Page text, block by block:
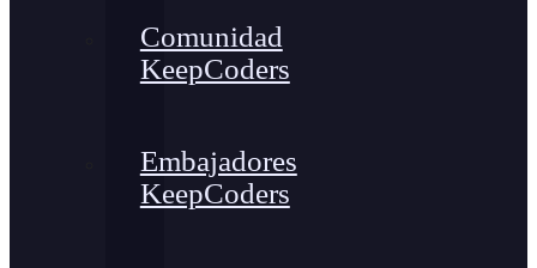
Comunidad
KeepCoders
Embajadores
KeepCoders